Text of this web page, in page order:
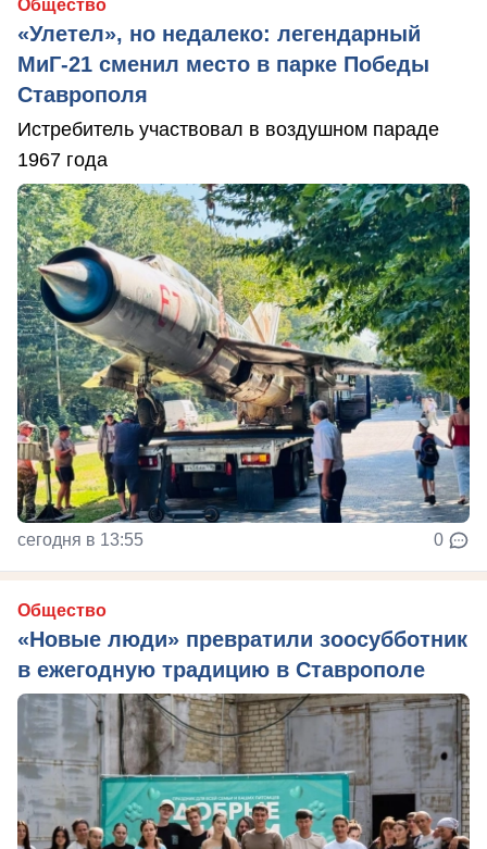
Общество
«Улетел», но недалеко: легендарный
МиГ-21 сменил место в парке Победы
Ставрополя
Истребитель участвовал в воздушном параде
1967 года
сегодня в 13:55 0
Общество
«Новые люди» превратили зоосубботник
в ежегодную традицию в Ставрополе